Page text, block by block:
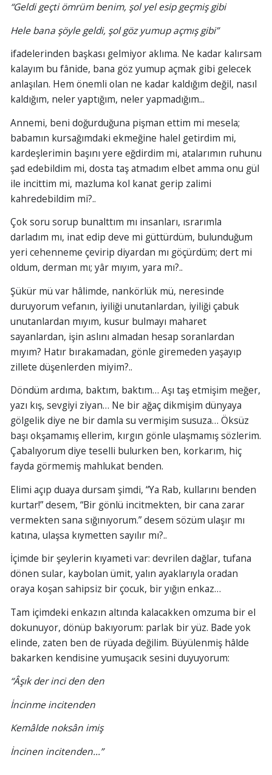
“Geldi geçti ömrüm benim, şol yel esip geçmiş gibi
Hele bana şöyle geldi, şol göz yumup açmış gibi”
ifadelerinden başkası gelmiyor aklıma. Ne kadar kalırsam
kalayım bu fânide, bana göz yumup açmak gibi gelecek
anlaşılan. Hem önemli olan ne kadar kaldığım değil, nasıl
kaldığım, neler yaptığım, neler yapmadığım...
Annemi, beni doğurduğuna pişman ettim mi mesela;
babamın kursağımdaki ekmeğine halel getirdim mi,
kardeşlerimin başını yere eğdirdim mi, atalarımın ruhunu
şad edebildim mi, dosta taş atmadım elbet amma onu gül
ile incittim mi, mazluma kol kanat gerip zalimi
kahredebildim mi?..
Çok soru sorup bunalttım mı insanları, ısrarımla
darladım mı, inat edip deve mi güttürdüm, bulunduğum
yeri cehenneme çevirip diyardan mı göçürdüm; dert mi
oldum, derman mı; yâr mıyım, yara mı?..
Şükür mü var hâlimde, nankörlük mü, neresinde
duruyorum vefanın, iyiliği unutanlardan, iyiliği çabuk
unutanlardan mıyım, kusur bulmayı maharet
sayanlardan, işin aslını almadan hesap soranlardan
mıyım? Hatır bırakamadan, gönle giremeden yaşayıp
zillete düşenlerden miyim?..
Döndüm ardıma, baktım, baktım… Aşı taş etmişim meğer,
yazı kış, sevgiyi ziyan… Ne bir ağaç dikmişim dünyaya
gölgelik diye ne bir damla su vermişim susuza… Öksüz
başı okşamamış ellerim, kırgın gönle ulaşmamış sözlerim.
Çabalıyorum diye teselli bulurken ben, korkarım, hiç
fayda görmemiş mahlukat benden.
Elimi açıp duaya dursam şimdi, “Ya Rab, kullarını benden
kurtar!” desem, “Bir gönlü incitmekten, bir cana zarar
vermekten sana sığınıyorum.” desem sözüm ulaşır mı
katına, ulaşsa kıymetten sayılır mı?..
İçimde bir şeylerin kıyameti var: devrilen dağlar, tufana
dönen sular, kaybolan ümit, yalın ayaklarıyla oradan
oraya koşan sahipsiz bir çocuk, bir yığın enkaz…
Tam içimdeki enkazın altında kalacakken omzuma bir el
dokunuyor, dönüp bakıyorum: parlak bir yüz. Bade yok
elinde, zaten ben de rüyada değilim. Büyülenmiş hâlde
bakarken kendisine yumuşacık sesini duyuyorum:
“Âşık der inci den den
İncinme incitenden
Kemâlde noksân imiş
İncinen incitenden...”